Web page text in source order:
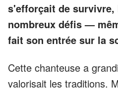
s'efforçait de
nombreux défis —
fait son entrée sur la
Cette chanteuse a
valorisait les traditions.